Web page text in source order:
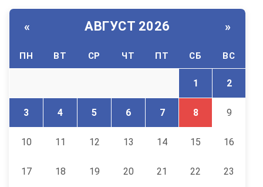
« АВГУСТ 2026 »
ПН ВТ СР ЧТ ПТ СБ ВС
1 2
3 4 5 6 7 8 9
10 11 12 13 14 15 16
17 18 19 20 21 22 23